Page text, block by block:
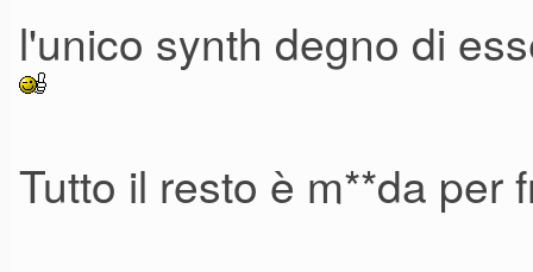
l'unico synth degno di
Tutto il resto è m**da